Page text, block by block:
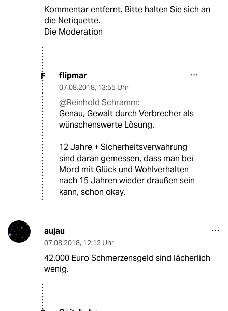
Kommentar entfernt. Bitte halten Sie sich an
die Netiquette.
Die Moderation
F flipmar
07.08.2018, 13:55 Uhr
@Reinhold Schramm:
Genau, Gewalt durch Verbrecher als
wünschenswerte Lösung.
12 Jahre + Sicherheitsverwahrung
sind daran gemessen, dass man bei
Mord mit Glück und Wohlverhalten
nach 15 Jahren wieder draußen sein
kann, schon okay.
aujau
07.08.2018, 12:12 Uhr
42.000 Euro Schmerzensgeld sind lächerlich
wenig.